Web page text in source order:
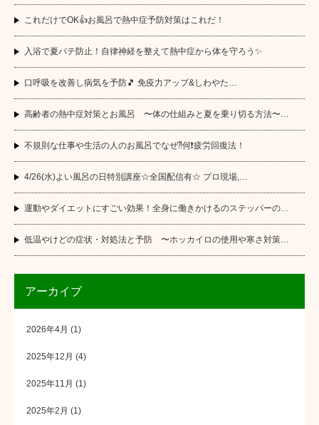
これだけでOK👍お風呂で熱中症予防対策はこれだ！
入浴で夏バテ防止！自律神経を整えて熱中症から体を守ろう✨
口呼吸を改善し病気を予防🎵 免疫力アップ&しわやた…
高齢者の熱中症対策とお風呂 〜体の仕組みと夏を乗り切る方法〜…
不規則な仕事や生活の人のお風呂でなぜ⁈何❗️疲労回復法！
4/26(水)よい風呂の日特別講座☆全国配信有☆ プロ現場,…
運動やダイエットにすごい効果！全身に働きかけるのステッパーの…
低温やけどの症状・対処法と予防 〜ホッカイロの使用や寒さ対策…
アーカイブ
2026年4月 (1)
2025年12月 (4)
2025年11月 (1)
2025年2月 (1)